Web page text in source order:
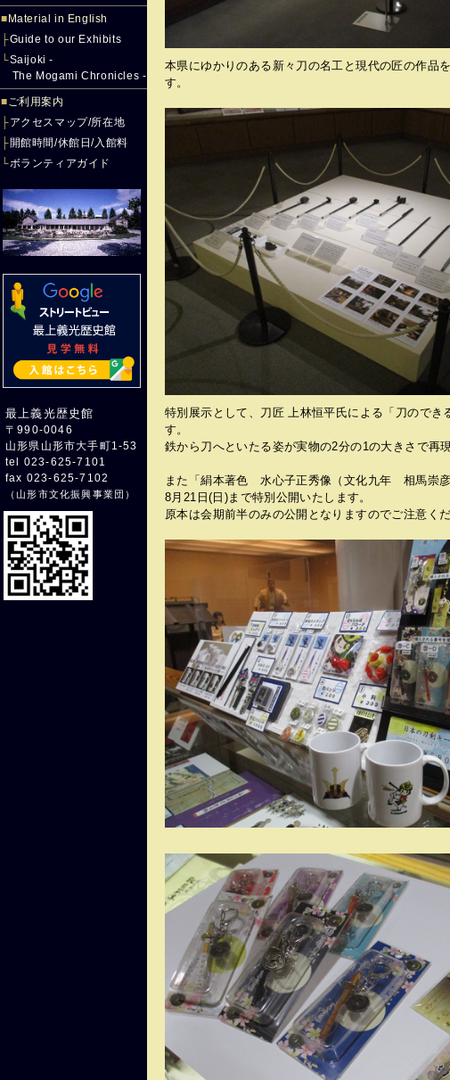
■ Material in English
├Guide to our Exhibits
└Saijoki -
The Mogami Chronicles -
■ご利用案内
├アクセスマップ/所在地
├開館時間/休館日/入館料
└ボランティアガイド
最上義光歴史館
〒990-0046
山形県山形市大手町1-53
tel 023-625-7101
fax 023-625-7102
（山形市文化振興事業団 ）
本県にゆかりのある新々刀の名工と現代の匠の作品
す。
特別展示として、刀匠 上林恒平氏による「刀のでき
す。
鉄から刀へといたる姿が実物の2分の1の大きさで再
また「絹本著色 水心子正秀像（文化九年 相馬崇
8月21日(日)まで特別公開いたします。
原本は会期前半のみの公開となりますのでご注意くだ